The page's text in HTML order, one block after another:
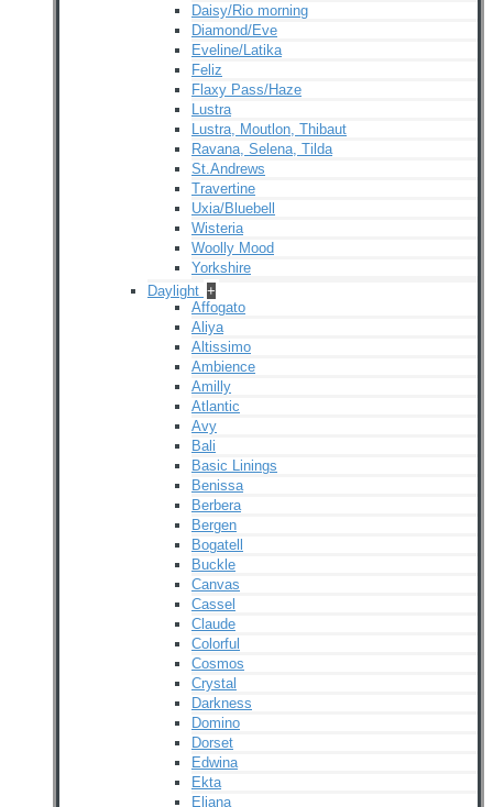
Daisy/Rio morning
Diamond/Eve
Eveline/Latika
Feliz
Flaxy Pass/Haze
Lustra
Lustra, Moutlon, Thibaut
Ravana, Selena, Tilda
St.Andrews
Travertine
Uxia/Bluebell
Wisteria
Woolly Mood
Yorkshire
Daylight +
Affogato
Aliya
Altissimo
Ambience
Amilly
Atlantic
Avy
Bali
Basic Linings
Benissa
Berbera
Bergen
Bogatell
Buckle
Canvas
Cassel
Claude
Colorful
Cosmos
Crystal
Darkness
Domino
Dorset
Edwina
Ekta
Eliana